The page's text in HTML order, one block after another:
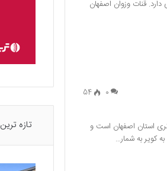
قنات وزوان اصفهان
0
54
استان اصفهان است و
کویر به شمار…
تازه ترین